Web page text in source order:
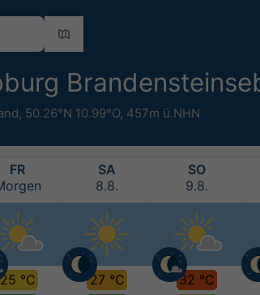
, 50.26°N 10.99°O, 457m ü.NHN
FR
25 °C
SA
8.8.
27 °C
SO
9.8.
32 °C